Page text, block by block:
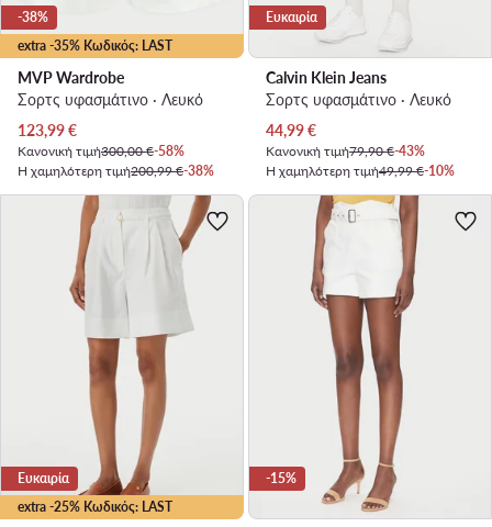
extra -35% Κωδικός: LAST
-38%
MVP Wardrobe
Σορτς υφασμάτινο · Λευκό
Τρέχουσα τιμή
123,99€
Κανονική τιμή300,00 €-58%
Η χαμηλότερη τιμή200,99 €-38%
Ευκαιρία
Calvin Klein Jeans
Σορτς υφασμάτινο · Λευκό
Τρέχουσα τιμή
44,99€
Κανονική τιμή79,90 €-43%
Η χαμηλότερη τιμή49,99 €-10%
extra -25% Κωδικός: LAST
Ευκαιρία -15%